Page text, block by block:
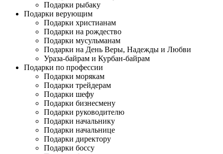
Подарки рыбаку
Подарки верующим
Подарки христианам
Подарки на рождество
Подарки мусульманам
Подарки на День Веры, Надежды и Любви
Ураза-байрам и Курбан-байрам
Подарки по профессии
Подарки морякам
Подарки трейдерам
Подарки шефу
Подарки бизнесмену
Подарки руководителю
Подарки начальнику
Подарки начальнице
Подарки директору
Подарки боссу